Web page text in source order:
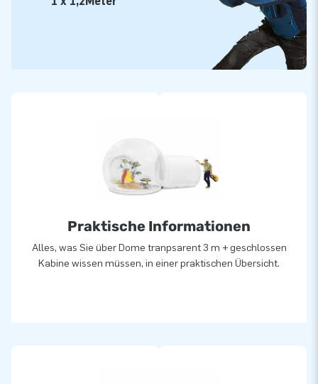
Praktische Informationen
Alles, was Sie über Dome tranpsarent 3 m + geschlossen
Kabine wissen müssen, in einer praktischen Übersicht.